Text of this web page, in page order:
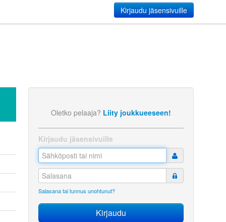
Kirjaudu jäsensivuille
Oletko pelaaja? Liity joukkueeseen!
Kirjaudu jäsensivuille
Salasana tai tunnus unohtunut?